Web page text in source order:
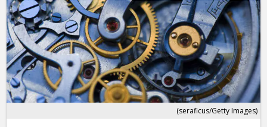
(seraficus/Getty Images)